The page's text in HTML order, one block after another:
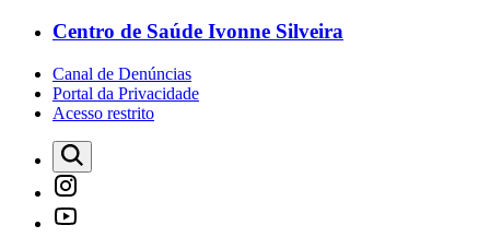
Centro de Saúde Ivonne Silveira
Canal de Denúncias
Portal da Privacidade
Acesso restrito